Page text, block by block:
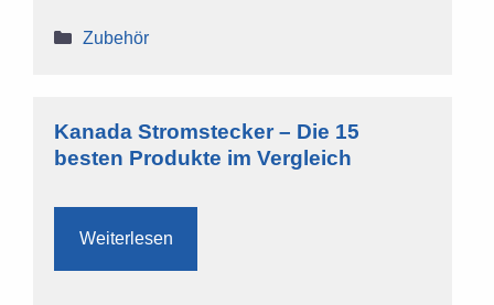
Kategorien
Zubehör
Kanada Stromstecker – Die 15
besten Produkte im Vergleich
Weiterlesen